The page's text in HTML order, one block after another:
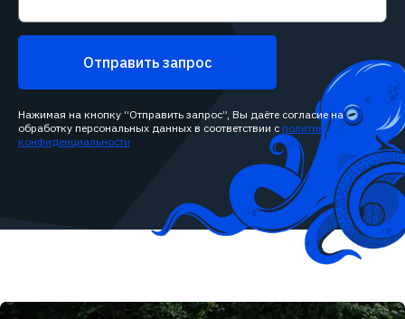
Отправить запрос
Нажимая на кнопку “Отправить запрос”, Вы даёте согласие на
обработку персональных данных в соответствии с политикой
конфиденциальности